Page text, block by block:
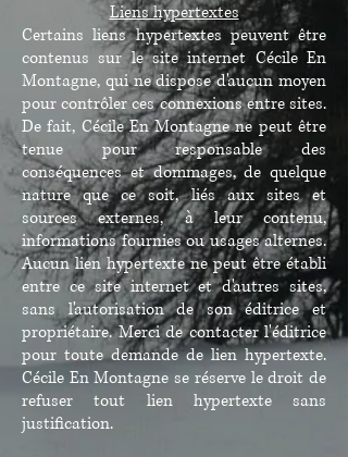
Liens hypertextes
Certains liens hypertextes peuvent être
contenus sur le site internet Cécile En
Montagne, qui ne dispose d'aucun moyen
pour contrôler ces connexions entre sites.
De fait, Cécile En Montagne ne peut être
tenue pour responsable des
conséquences et dommages, de quelque
nature que ce soit, liés aux sites et
sources externes, à leur contenu,
informations fournies ou usages alternes.
Aucun lien hypertexte ne peut être établi
entre ce site internet et d'autres sites,
sans l'autorisation de son éditrice et
propriétaire. Merci de contacter l'éditrice
pour toute demande de lien hypertexte.
Cécile En Montagne se réserve le droit de
refuser tout lien hypertexte sans
justification.